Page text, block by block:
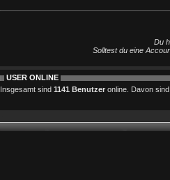
Du
Solltest du eine
USER ONLINE
Insgesamt sind 1141 Benutzer online. Davon